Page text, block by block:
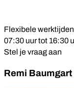
Flexibele
07:30 uur tot 16:30
Stel je vraag aan
Remi Baumgart